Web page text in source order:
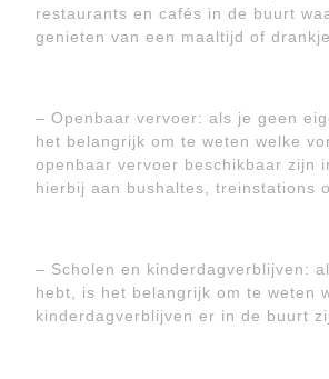
restaurants en cafés in de buurt
genieten van een maaltijd of drankje.
– Openbaar vervoer: als je geen
het belangrijk om te weten welke
openbaar vervoer beschikbaar zijn
hierbij aan bushaltes, treinstations
– Scholen en kinderdagverblijven:
hebt, is het belangrijk om te weten
kinderdagverblijven er in de buurt